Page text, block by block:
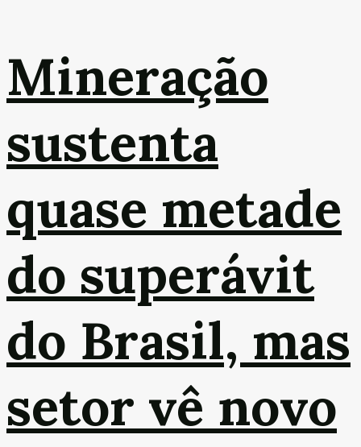
Mineração
sustenta
quase metade
do superávit
do Brasil, mas
setor vê novo